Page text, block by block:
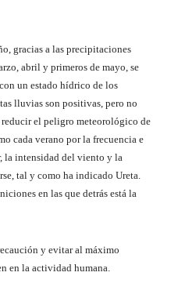
gracias a las precipitaciones
abril y primeros de mayo, se
un estado hídrico de los
lluvias son positivas, pero no
reducir el peligro meteorológico de
cada verano por la frecuencia e
la intensidad del viento y la
tal y como ha indicado Ureta.
en las que detrás está la
y evitar al máximo
en la actividad humana.